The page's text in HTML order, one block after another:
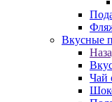
Вкусные
Чай